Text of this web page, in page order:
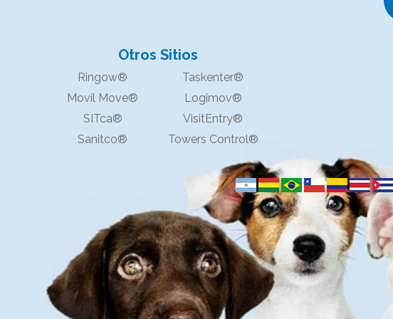
Otros Sitios
Ringow®
Taskenter®
Movil Move®
Logimov®
SITca®
VisitEntry®
Sanitco®
Towers Control®